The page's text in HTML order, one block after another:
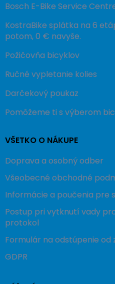
Bosch E-Bike Service
KostraBike splátka na 6
potom, 0 € navyše.
Požičovňa bicyklov
Ručné vypletanie kolies
Darčekový poukaz
Pomôžeme ti s výberom
VŠETKO O NÁKUPE
Doprava a osobný odber
Všeobecné obchodné
Informácie a poučenia pre
Postup pri vytknutí vady
protokol
Formulár na odstúpenie od
GDPR